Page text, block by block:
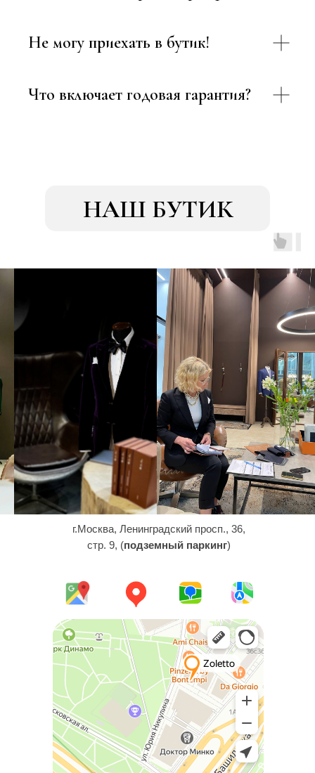
Не могу приехать в бутик!
Что включает годовая гарантия?
НАШ БУТИК
г.Москва, Ленинградский просп., 36,
стр. 9, (подземный паркинг)